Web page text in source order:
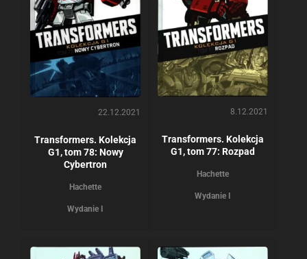
22.12.2021
Transformers. Kolekcja
G1, tom 78: Nowy
Cybertron
Hachette
Wydanie I
8.12.2021
Transformers. Kolekcja
G1, tom 77: Rozpad
Hachette
Wydanie I